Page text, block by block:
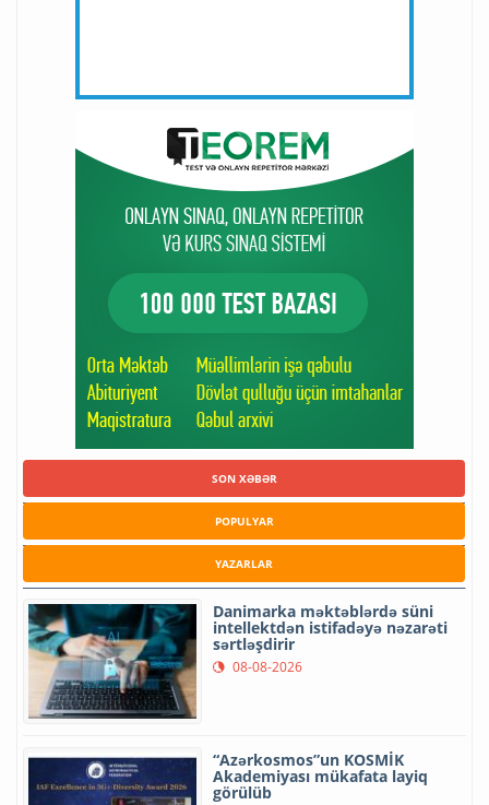
SON XƏBƏR
POPULYAR
YAZARLAR
Danimarka məktəblərdə süni
intellektdən istifadəyə nəzarəti
sərtləşdirir
08-08-2026
“Azərkosmos”un KOSMİK
Akademiyası mükafata layiq
görülüb